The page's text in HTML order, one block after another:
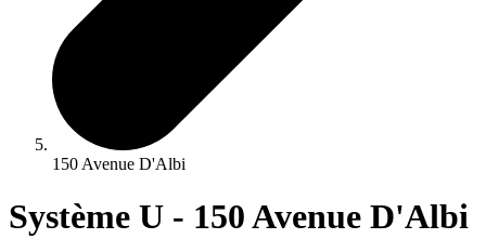
150 Avenue D'Albi
Système U - 150 Avenue D'Albi